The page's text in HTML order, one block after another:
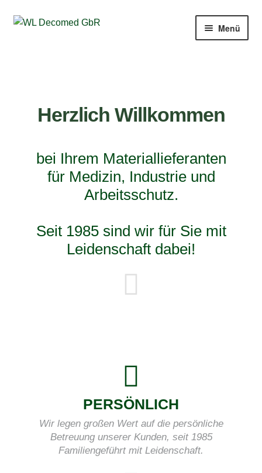
Menü
Herzlich Willkommen
bei Ihrem Materiallieferanten
für Medizin, Industrie und
Arbeitsschutz.
Seit 1985 sind wir für Sie mit
Leidenschaft dabei!
PERSÖNLICH
Wir legen großen Wert auf die persönliche
Betreuung unserer Kunden, seit 1985
Familiengeführt mit Leidenschaft.